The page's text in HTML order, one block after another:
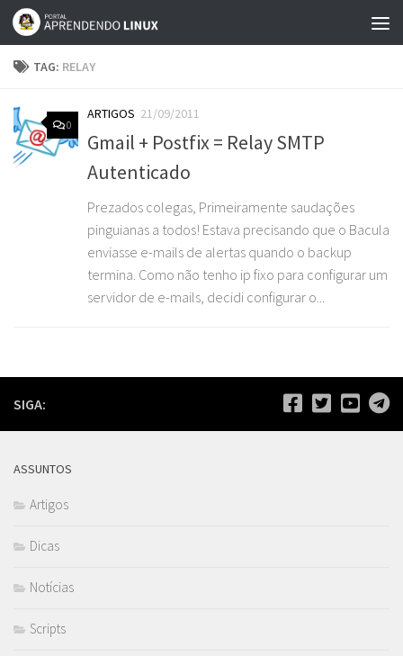
Skip to content
TAG: RELAY
0
ARTIGOS 21/09/2011
Gmail + Postfix = Relay SMTP
Autenticado
Prezados colegas, Primeiramente saudações
pinguianas a todos! Estava precisando que o Bacula
enviasse e-mails de alertas quando o backup
termina. Como não tenho ip fixo para configurar um
servidor de e-mails, decidi configurar o...
SIGA:
ASSUNTOS
Artigos
Dicas
Notícias
Scripts